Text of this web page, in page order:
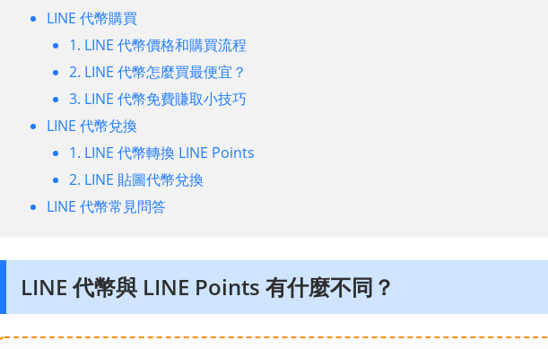
LINE 代幣購買
1. LINE 代幣價格和購買流程
2. LINE 代幣怎麼買最便宜？
3. LINE 代幣免費賺取小技巧
LINE 代幣兌換
1. LINE 代幣轉換 LINE Points
2. LINE 貼圖代幣兌換
LINE 代幣常見問答
LINE 代幣與 LINE Points 有什麼不同？